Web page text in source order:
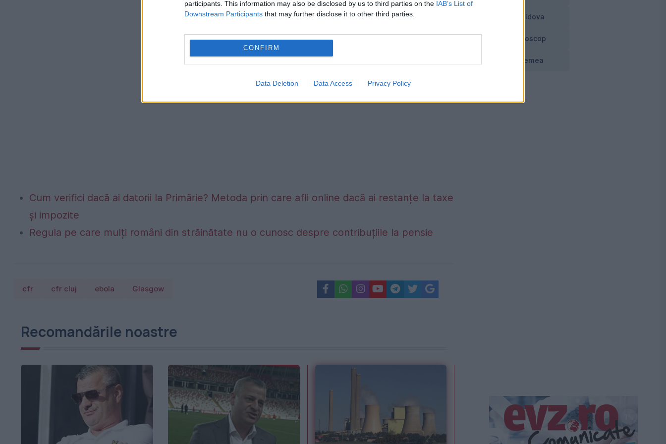
participants. This information may also be disclosed by us to third parties on the IAB’s List of
Downstream Participants that may further disclose it to other third parties.
CONFIRM
Data Deletion Data Access Privacy Policy
Cum verifici dacă ai datorii la Primărie? Metoda prin care afli online dacă ai restanțe la taxe
și impozite
Regula pe care mulți români din străinătate nu o cunosc despre contribuțiile la pensie
cfr cfr cluj ebola Glasgow
Recomandările noastre
Moldova
Horoscop
Vremea